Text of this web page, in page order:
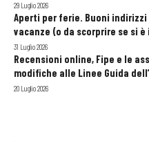
29 Luglio 2026
Aperti per ferie. Buoni indirizzi
vacanze (o da scorprire se si è
31 Luglio 2026
Recensioni online, Fipe e le
modifiche alle Linee Guida
20 Luglio 2026